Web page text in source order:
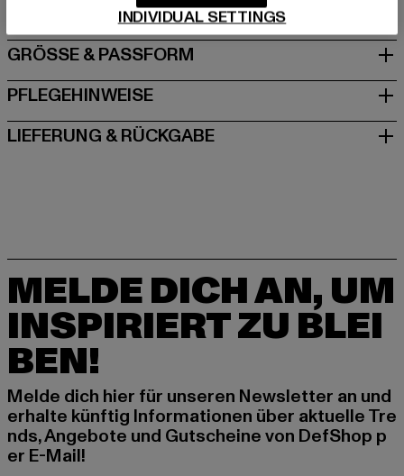
GRÖSSE & PASSFORM
PFLEGEHINWEISE
LIEFERUNG & RÜCKGABE
MELDE DICH AN, UM
INSPIRIERT ZU BLEI
BEN!
Melde dich hier für unseren Newsletter an und
erhalte künftig Informationen über aktuelle Tre
nds, Angebote und Gutscheine von DefShop p
er E-Mail!
INDIVIDUAL SETTINGS